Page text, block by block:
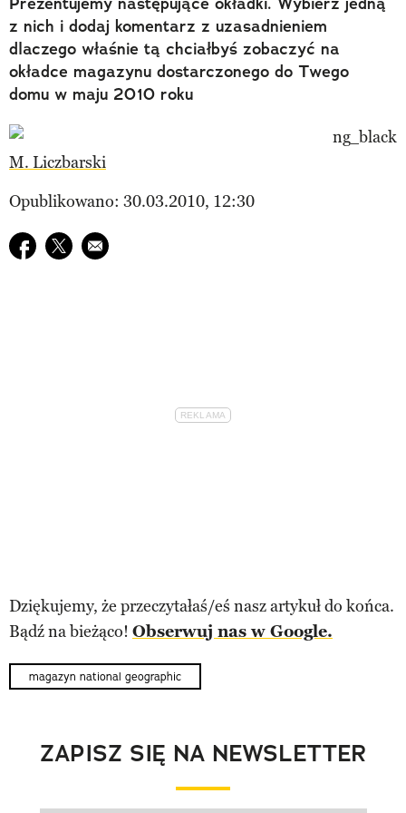
z nich i dodaj komentarz z uzasadnieniem
dlaczego właśnie tą chciałbyś zobaczyć na
okładce magazynu dostarczonego do Twego
domu w maju 2010 roku
M. Liczbarski
Opublikowano: 30.03.2010, 12:30
Udostępnij na facebook
Udostępnij na twitter
E-mail do przyjaciela
Dziękujemy, że przeczytałaś/eś nasz artykuł do końca.
Bądź na bieżąco! Obserwuj nas w Google.
magazyn national geographic
ZAPISZ SIĘ NA NEWSLETTER